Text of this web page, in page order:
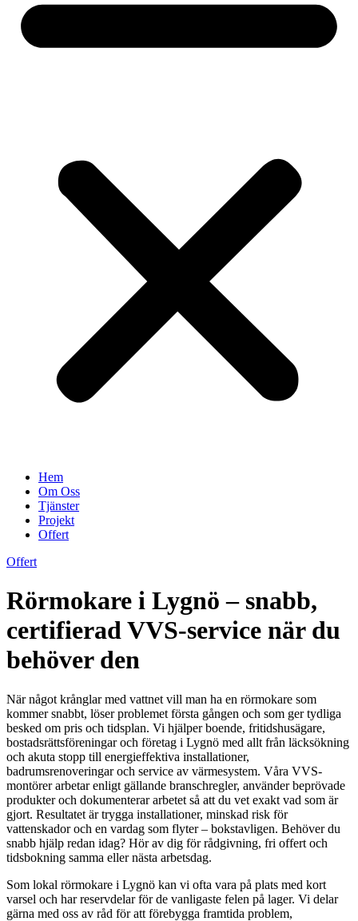
Hem
Om Oss
Tjänster
Projekt
Offert
Offert
Rörmokare i Lygnö – snabb,
certifierad VVS-service när du
behöver den
När något krånglar med vattnet vill man ha en rörmokare som
kommer snabbt, löser problemet första gången och som ger tydliga
besked om pris och tidsplan. Vi hjälper boende, fritidshusägare,
bostadsrättsföreningar och företag i Lygnö med allt från läcksökning
och akuta stopp till energieffektiva installationer,
badrumsrenoveringar och service av värmesystem. Våra VVS-
montörer arbetar enligt gällande branschregler, använder beprövade
produkter och dokumenterar arbetet så att du vet exakt vad som är
gjort. Resultatet är trygga installationer, minskad risk för
vattenskador och en vardag som flyter – bokstavligen. Behöver du
snabb hjälp redan idag? Hör av dig för rådgivning, fri offert och
tidsbokning samma eller nästa arbetsdag.
Som lokal rörmokare i Lygnö kan vi ofta vara på plats med kort
varsel och har reservdelar för de vanligaste felen på lager. Vi delar
gärna med oss av råd för att förebygga framtida problem,